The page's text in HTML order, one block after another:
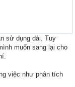
sử dụng dài. Tuy
muốn sang lại cho
việc như phân tích